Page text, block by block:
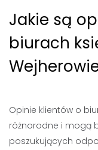
Jakie są
biurach
Opinie klientów o
różnorodne i mogą
poszukujących